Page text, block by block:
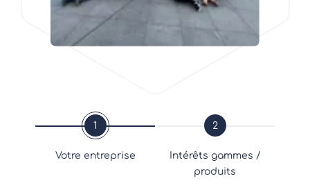
1
Votre entreprise
2
Intérêts gammes /
produits